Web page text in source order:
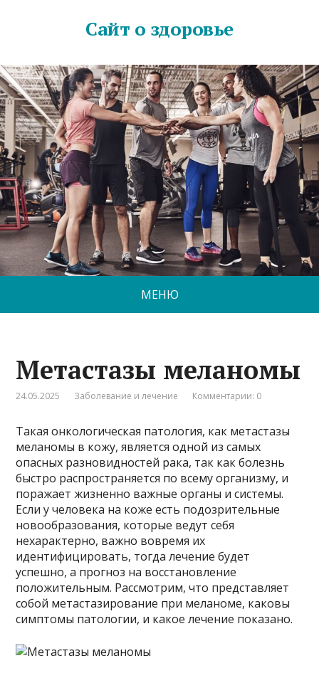
Сайт о здоровье
МЕНЮ
Метастазы меланомы
24.05.2025 Заболевание и лечение Комментарии: 0
Такая онкологическая патология, как метастазы
меланомы в кожу, является одной из самых
опасных разновидностей рака, так как болезнь
быстро распространяется по всему организму, и
поражает жизненно важные органы и системы.
Если у человека на коже есть подозрительные
новообразования, которые ведут себя
нехарактерно, важно вовремя их
идентифицировать, тогда лечение будет
успешно, а прогноз на восстановление
положительным. Рассмотрим, что представляет
собой метастазирование при меланоме, каковы
симптомы патологии, и какое лечение показано.